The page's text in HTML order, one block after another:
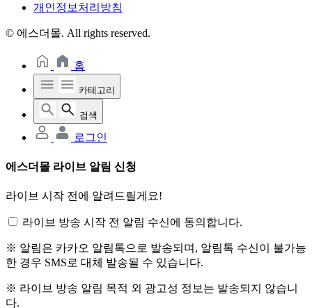
개인정보처리방침
© 에스더몰. All rights reserved.
홈
카테고리
검색
로그인
에스더몰 라이브 알림 신청
라이브 시작 전에 알려드릴게요!
라이브 방송 시작 전 알림 수신에 동의합니다.
※ 알림은 카카오 알림톡으로 발송되며, 알림톡 수신이 불가능
한 경우 SMS로 대체 발송될 수 있습니다.
※ 라이브 방송 알림 목적 외 광고성 정보는 발송되지 않습니
다.